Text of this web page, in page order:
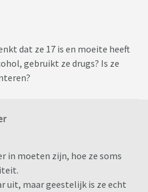
dat ze 17 is en moeite heeft
gebruikt ze drugs? Is ze
in moeten zijn, hoe ze soms
uit, maar geestelijk is ze echt